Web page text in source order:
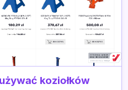
koziołków